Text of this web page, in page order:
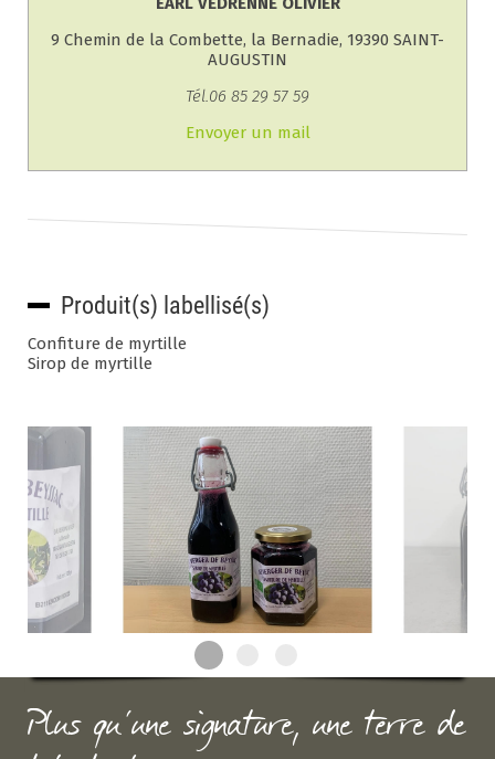
9 Chemin de la Combette, la Bernadie, 19390 SAINT-
AUGUSTIN
Tél.06 85 29 57 59
Envoyer un mail
Produit(s) labellisé(s)
Confiture de myrtille
Sirop de myrtille
Plus qu'une signature, une terre de